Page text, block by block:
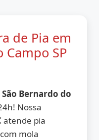
de Pia em
Campo SP
Bernardo do
Nossa
atende pia
mola